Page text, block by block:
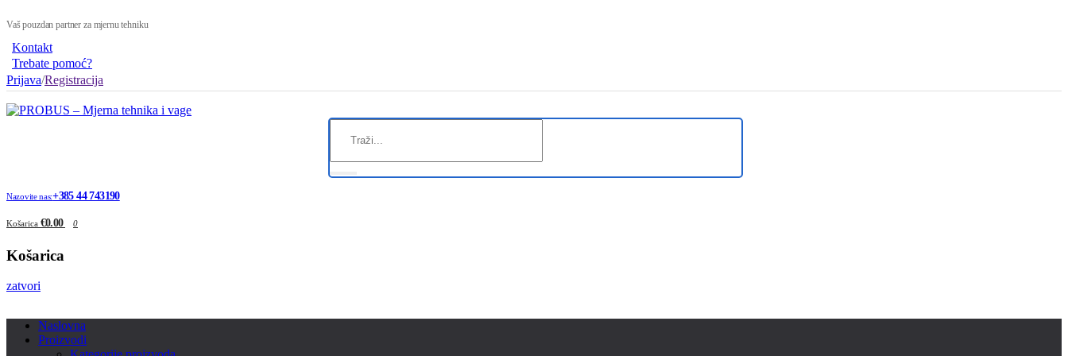
Vaš pouzdan partner za mjernu tehniku
Kontakt
Trebate pomoć?
Prijava/Registracija
Nazovite nas:+385 44 743190
Košarica €0.00 0
Košarica
zatvori
Naslovna
Proizvodi